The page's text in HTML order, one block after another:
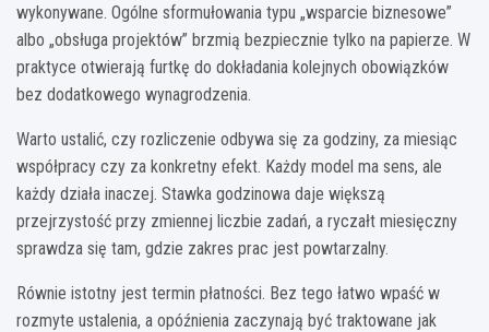
wykonywane. Ogólne sformułowania typu „wsparcie biznesowe”
albo „obsługa projektów” brzmią bezpiecznie tylko na papierze. W
praktyce otwierają furtkę do dokładania kolejnych obowiązków
bez dodatkowego wynagrodzenia.
Warto ustalić, czy rozliczenie odbywa się za godziny, za miesiąc
współpracy czy za konkretny efekt. Każdy model ma sens, ale
każdy działa inaczej. Stawka godzinowa daje większą
przejrzystość przy zmiennej liczbie zadań, a ryczałt miesięczny
sprawdza się tam, gdzie zakres prac jest powtarzalny.
Równie istotny jest termin płatności. Bez tego łatwo wpaść w
rozmyte ustalenia, a opóźnienia zaczynają być traktowane jak